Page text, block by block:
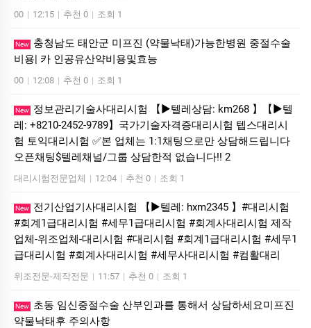
00 | 12:15 | 추천 0 | 조회 1
New
충청남도 태안군 미프진 (약물낙태)가능한병원 중절수술
비용| 카 인공유산약비용및효능
00 | 12:08 | 추천 0 | 조회 1
New
정보관리기술사대리시험 【▶텔레상담: km268 】【▶텔
레: +8210-2452-9789】국가기술자격증대리시험 텝스대리시
험 토익대리시험 ✅본 업체는 1:1채팅으로만 상담해드립니다
오픈채팅$텔레채널/그룹 상담한적 없습니다!! 2
대리시험전문업체 | 12:04 | 추천 0 | 조회 1
New
전기산업기사대리시험 【▶텔레: hxm2345 】#대리시험
#회계1급대리시험 #세무1급대리시험 #회계사대리시험 제작
업체-위조업체-대리시험 #대리시험 #회계1급대리시험 #세무1
급대리시험 #회계사대리시험 #세무사대리시험 #컴활대리
위조전문-제작전문 | 11:57 | 추천 0 | 조회 1
New
초동 임신중절수술 산부인과를 통해서 상담하세요미­프진
약물낙­태후 주의사항